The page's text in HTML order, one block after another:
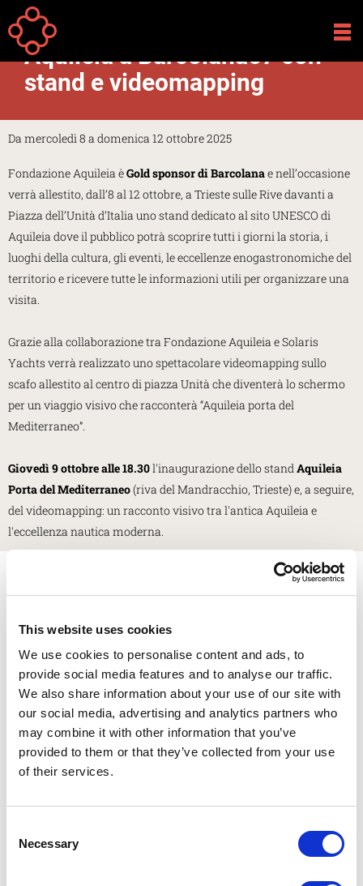
This website uses cookies
We use cookies to personalise content and ads, to
provide social media features and to analyse our traffic.
We also share information about your use of our site with
our social media, advertising and analytics partners who
may combine it with other information that you’ve
provided to them or that they’ve collected from your use
of their services.
Selection
Necessary
Salta al contenuto principale
Your
are
here
Home
Aquileia a Barcolana57 con
stand e videomapping
Da mercoledì 8 a domenica 12 ottobre 2025
Fondazione Aquileia èGold sponsor di Barcolanae nell’occasione
verrà allestito, dall’8 al 12 ottobre, a Trieste sulle Rive davanti a
Piazza dell’Unità d’Italia uno stand dedicato al sito UNESCO di
Aquileia dove il pubblico potrà scoprire tutti i giorni la storia, i
luoghi della cultura, gli eventi, le eccellenze enogastronomiche del
territorio e ricevere tutte le informazioni utili per organizzare una
visita.
Grazie alla collaborazione tra Fondazione Aquileia e Solaris
Yachts verrà realizzato uno spettacolare videomapping sullo
scafo allestito al centro di piazza Unità che diventerà lo schermo
per un viaggio visivo che racconterà “Aquileia porta del
Mediterraneo”.
Giovedì 9 ottobre alle 18.30l'inaugurazione dello stand Aquileia
Porta del Mediterraneo(riva del Mandracchio, Trieste)e, a seguire,
del videomapping: un racconto visivo tra l'antica Aquileia e
l'eccellenza nautica moderna.
dal mondo dell'archeologia e molto altro.
* Campi obbligatori
Nome
Email